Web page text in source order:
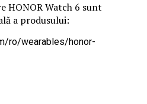
HONOR Watch 6 sunt
a produsului:
ro/wearables/honor-